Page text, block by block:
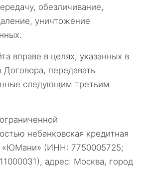
обезличивание,
уничтожение
вправе в целях, указанных в
Договора, передавать
следующим третьим
небанковская кредитная
«ЮМани» (ИНН: 7750005725;
адрес: Москва, город